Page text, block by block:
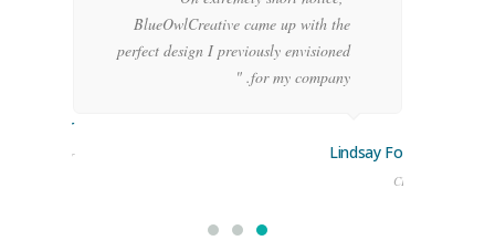
BlueOwlCreative came up with the
perfect design I previously envisioned
for my company. "
Lindsay Ford
CEO
Stoner
Manager